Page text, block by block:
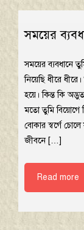
সময়ের
সময়ের ব্যবধানে
নিয়েছি ধীরে
হয়ে। কিন্ত কি
মতো তুমি বিয়োগে
বোকার স্বর্গে
জীবনে […]
Read more